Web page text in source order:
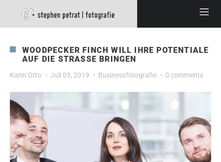
WOODPECKER FINCH WILL IHRE POTENTIALE
AUF DIE STRASSE BRINGEN
Karin Otto Juli 03, 2019 Businessfotografie 0 comments